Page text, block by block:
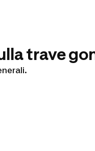
trave